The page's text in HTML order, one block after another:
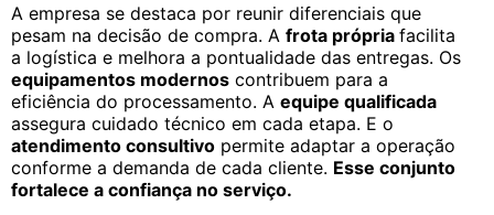
A empresa se destaca por reunir diferenciais que
pesam na decisão de compra. A frota própria facilita
a logística e melhora a pontualidade das entregas. Os
equipamentos modernos contribuem para a
eficiência do processamento. A equipe qualificada
assegura cuidado técnico em cada etapa. E o
atendimento consultivo permite adaptar a operação
conforme a demanda de cada cliente. Esse conjunto
fortalece a confiança no serviço.